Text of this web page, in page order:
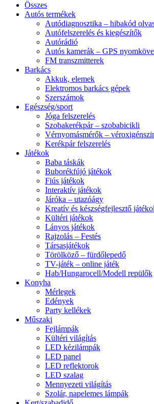
Összes
Autós termékek
Autódiagnosztika – hibakód
Autófelszerelés és kiegészítők
Autórádió
Autós kamerák – GPS
FM transzmitterek
Barkács
Akkuk, elemek
Elektromos barkács gépek
Szerszámok
Egészség/sport
Jóga felszerelés
Szobakerékpár – szobabicikli
Vérnyomásmérők –
Kerékpár felszerelés
Játékok
Baba táskák
Buborékfújó játékok
Fiús játékok
Interaktív játékok
Járóka – utazóágy
Kreatív és készségfejlesztő
Kültéri játékok
Lányos játékok
Rajzolás – Festés
Társasjátékok
Törölköző – fürdőlepedő
TV-játék – online játék
Hab/Hungarocell/Modell repülők
Konyha
Mérlegek
Edények
Party kellékek
Műszaki
Fejlámpák
Kültéri világítás
LED kézilámpák
LED panel
LED reflektorok
LED szalag
Mennyezeti világítás
Szolár, napelemes lámpák